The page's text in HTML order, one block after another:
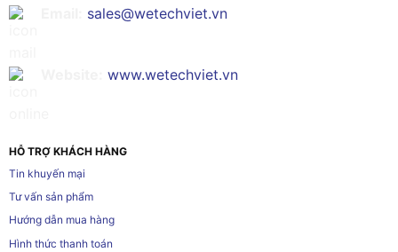
sales@wetechviet.vn
www.wetechviet.vn
HỖ TRỢ KHÁCH HÀNG
Tin khuyến mại
Tư vấn sản phẩm
Hướng dẫn mua hàng
Hình thức thanh toán